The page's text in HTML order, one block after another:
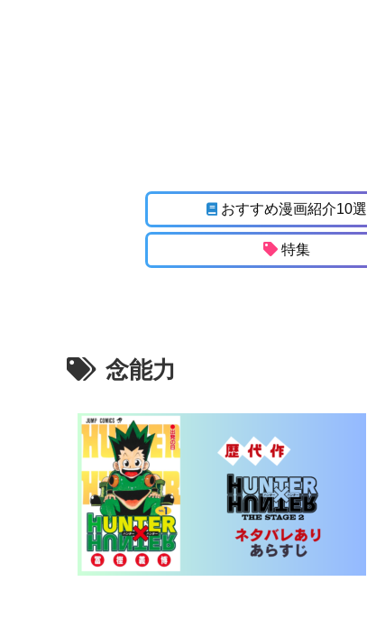
おすすめ漫画紹介10選
特集
念能力